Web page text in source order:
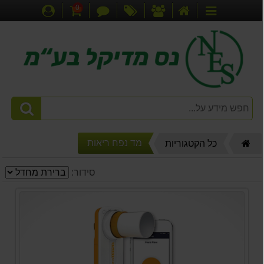
קטגוריות
אודותינומבצעים עגלת 0
כל הקטגוריות מד נפח ריאות
סידור: